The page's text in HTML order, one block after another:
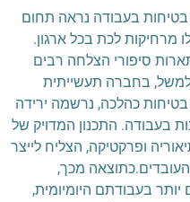
בעבודה נראה תחום
מרחיקות לכת בכל ארגון.
סיפורי הצלחה רבים
בחברה תעשייתית
כהלכה, נרשמה ירידה
בעבודה. התכנון המדויק של
ופרקטיקה, הצליח לייצר
מכך,
בעבודתם היומיומית,